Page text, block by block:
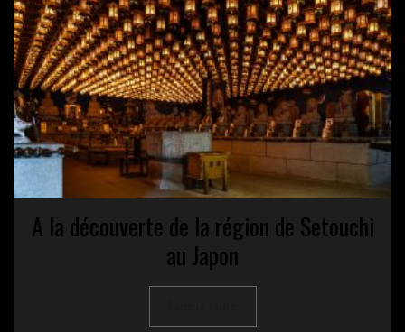
A la découverte de la région de Setouchi
au Japon